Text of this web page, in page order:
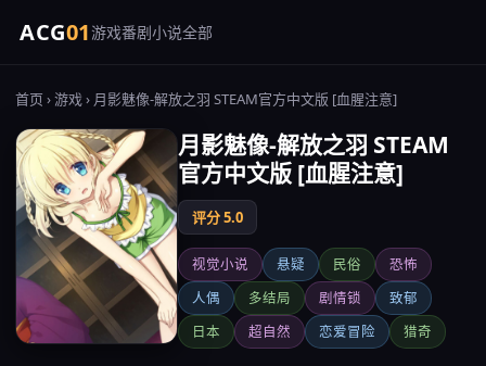
ACG01游戏番剧小说全部
首页 ›游戏› 月影魅像-解放之羽 STEAM官方中文版 [血腥注意]
月影魅像-解放之羽 STEAM
官方中文版 [血腥注意]
评分 5.0
视觉小说 悬疑 民俗
恐怖
人偶
多结局 剧情锁
致郁
日本
超自然 恋爱冒险 猎奇